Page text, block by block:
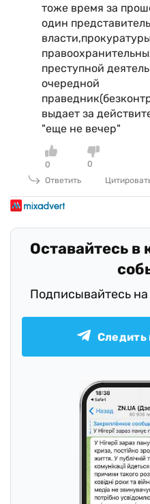
тоже время за
один
преступной
очередной
выдает за
"еще не вечер"
0
0
Ответить
Оставайтесь в
Подписывайтесь
Следить